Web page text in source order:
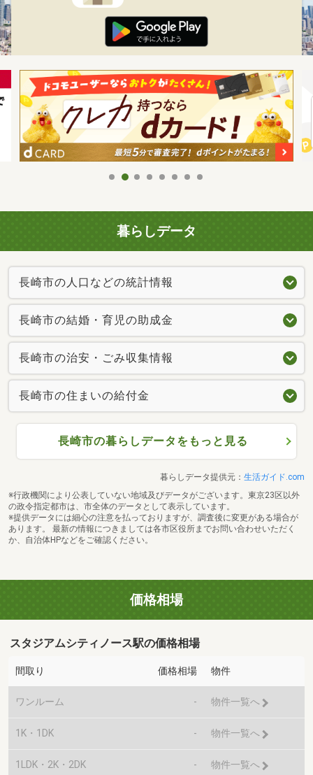
暮らしデータ
長崎市の人口などの統計情報
長崎市の結婚・育児の助成金
長崎市の治安・ごみ収集情報
長崎市の住まいの給付金
長崎市の暮らしデータをもっと見る
暮らしデータ提供元： 生活ガイド.com
※行政機関により公表していない地域及びデータがございます。東京23区以外
の政令指定都市は、市全体のデータとして表示しています。
※提供データには細心の注意を払っておりますが、調査後に変更がある場合が
あります。 最新の情報につきましては各市区役所までお問い合わせいただく
か、自治体HPなどをご確認ください。
価格相場
スタジアムシティノース駅の価格相場
間取り 価格相場 物件
ワンルーム - 物件一覧へ
1K・1DK - 物件一覧へ
1LDK・2K・2DK - 物件一覧へ